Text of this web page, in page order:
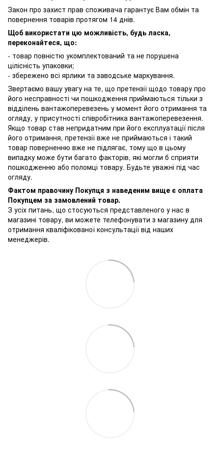
Закон про захист прав споживача гарантує Вам обмін та
повернення товарів протягом 14 днів.
Щоб використати цю можливість, будь ласка,
переконайтеся, що:
- товар повністю укомплектований та не порушена
цілісність упаковки;
- збережено всі ярлики та заводське маркування.
Звертаємо вашу увагу на те, що претензії щодо товару про
його несправності чи пошкодження приймаються тільки з
відділень вантажоперевезень у момент його отримання та
огляду, у присутності співробітника вантажоперевезення.
Якщо товар став непридатним при його експлуатації після
його отримання, претензії вже не приймаються і такий
товар поверненню вже не підлягає, тому що в цьому
випадку може бути багато факторів, які могли б сприяти
пошкодженню або поломці товару. Будьте уважні під час
огляду.
Фактом правочину Покупця з наведеним вище є оплата
Покупцем за замовлений товар.
З усіх питань, що стосуються представленого у нас в
магазині товару, ви можете телефонувати з магазину для
отримання кваліфікованої консультації від наших
менеджерів.